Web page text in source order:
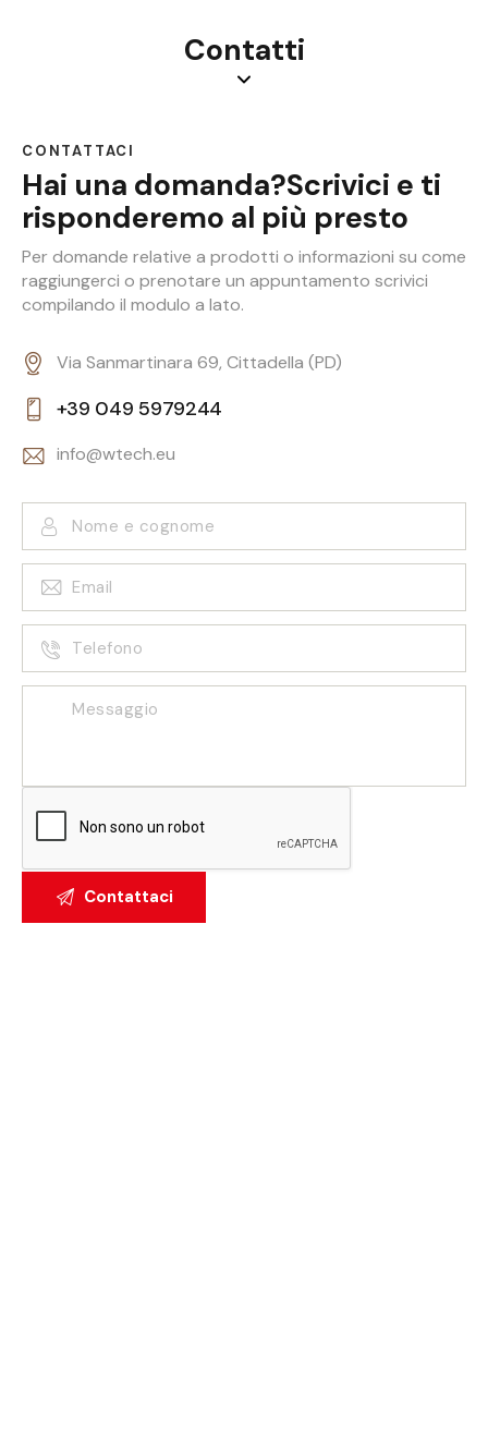
Contatti
CONTATTACI
Hai una domanda?Scrivici e ti
risponderemo al più presto
Per domande relative a prodotti o informazioni su come
raggiungerci o prenotare un appuntamento scrivici
compilando il modulo a lato.
Via Sanmartinara 69, Cittadella (PD)
+39 049 5979244
info@wtech.eu